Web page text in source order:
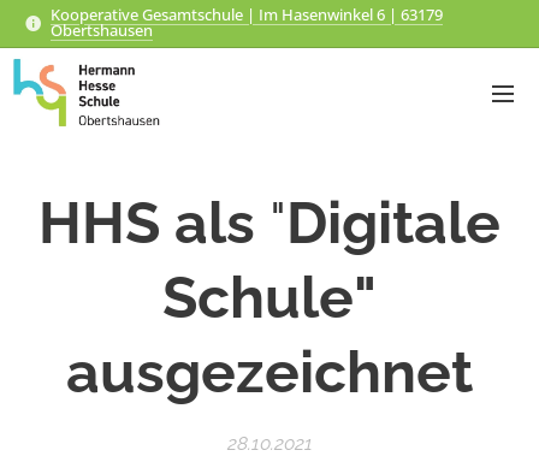
Kooperative Gesamtschule | Im Hasenwinkel 6 | 63179
Obertshausen
HHS als "Digitale
Schule"
ausgezeichnet
28.10.2021